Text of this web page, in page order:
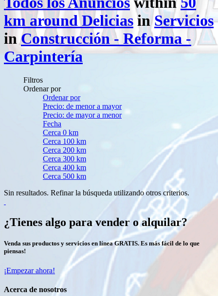
km around Delicias inServicios
inConstrucción - Reforma -
Carpintería
Filtros
Ordenar por
Ordenar por
Precio: de menor a mayor
Precio: de mayor a menor
Fecha
Cerca 0 km
Cerca 100 km
Cerca 200 km
Cerca 300 km
Cerca 400 km
Cerca 500 km
Sin resultados. Refinar la búsqueda utilizando otros criterios.
¿Tienes algo para vender o alquilar?
Venda sus productos y servicios en línea GRATIS. Es más fácil de lo que
piensas!
¡Empezar ahora!
Acerca de nosotros